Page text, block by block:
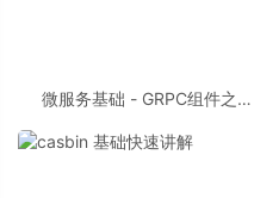
微服务基础 - GRPC组件之